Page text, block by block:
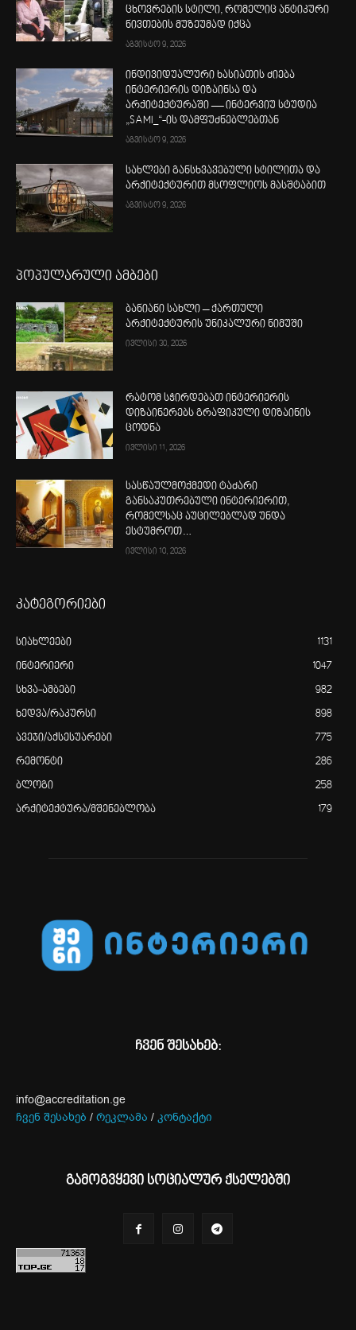
ცხოვრების სტილი, რომელიც ანტიკური
ნივთების მუზეუმად იქცა
აგვისტო 9, 2026
ინდივიდუალური ხასიათის ძიება
ინტერიერის დიზაინსა და
არქიტექტურაში — ინტერვიუ სტუდია
„SAMI_“-ის დამფუძნებლებთან
აგვისტო 9, 2026
სახლები განსხვავებული სტილითა და
არქიტექტურით მსოფლიოს მასშტაბით
აგვისტო 9, 2026
პოპულარული ამბები
ბანიანი სახლი – ქართული
არქიტექტურის უნიკალური ნიმუში
ივლისი 30, 2026
რატომ სჭირდებათ ინტერიერის
დიზაინერებს გრაფიკული დიზაინის
ცოდნა
ივლისი 11, 2026
სასწაულმოქმედი ტაძარი
განსაკუთრებული ინტერიერით,
რომელსაც აუცილებლად უნდა
ესტუმროთ…
ივლისი 10, 2026
კატეგორიები
სიახლეები 1131
ინტერიერი 1047
სხვა-ამბები 982
ხედვა/რაკურსი 898
ავეჯი/აქსესუარები 775
რემონტი 286
ბლოგი 258
არქიტექტურა/მშენებლობა 179
ჩვენ შესახებ:
info@accreditation.ge
ჩვენ შესახებ / რეკლამა / კონტაქტი
გამოგვყევი სოციალურ ქსელებში